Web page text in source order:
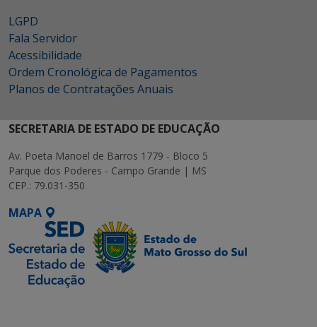
LGPD
Fala Servidor
Acessibilidade
Ordem Cronológica de Pagamentos
Planos de Contratações Anuais
SECRETARIA DE ESTADO DE EDUCAÇÃO
Av. Poeta Manoel de Barros 1779 - Bloco 5
Parque dos Poderes - Campo Grande | MS
CEP.: 79.031-350
MAPA